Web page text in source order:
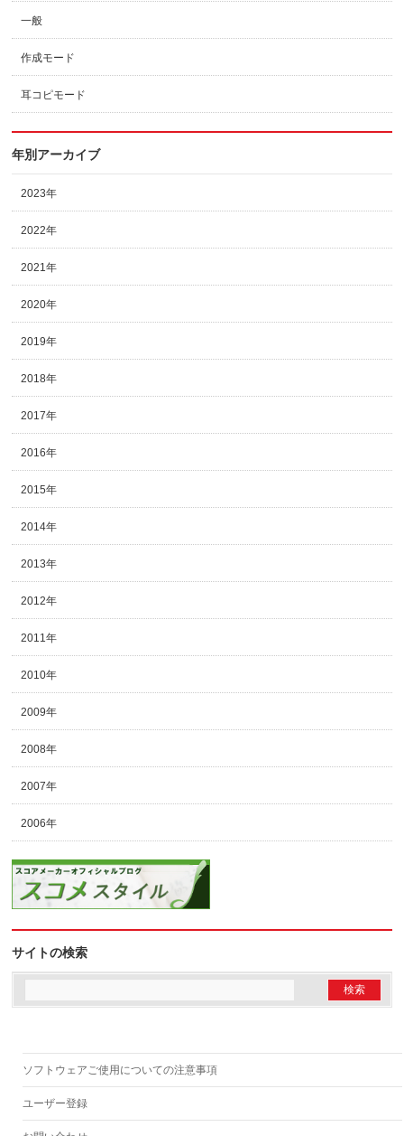
一般
作成モード
耳コピモード
年別アーカイブ
2023年
2022年
2021年
2020年
2019年
2018年
2017年
2016年
2015年
2014年
2013年
2012年
2011年
2010年
2009年
2008年
2007年
2006年
サイトの検索
ソフトウェアご使用についての注意事項
ユーザー登録